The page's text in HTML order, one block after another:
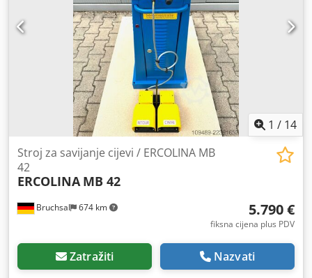
1 / 14
Bruchsal 674 km
Stroj za savijanje cijevi / ERCOLINA MB
42
ERCOLINA MB 42
5.790 €
fiksna cijena plus PDV
Zatražiti Nazvati